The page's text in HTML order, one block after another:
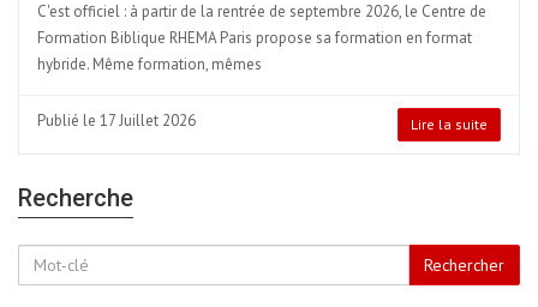
C'est officiel : à partir de la rentrée de septembre 2026, le Centre de
Formation Biblique RHEMA Paris propose sa formation en format
hybride. Même formation, mêmes
Publié le 17 Juillet 2026 Lire la suite
Recherche
Rechercher